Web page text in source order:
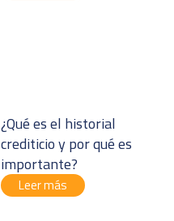
¿Qué es el historial
crediticio y por qué es
importante?
Leer más